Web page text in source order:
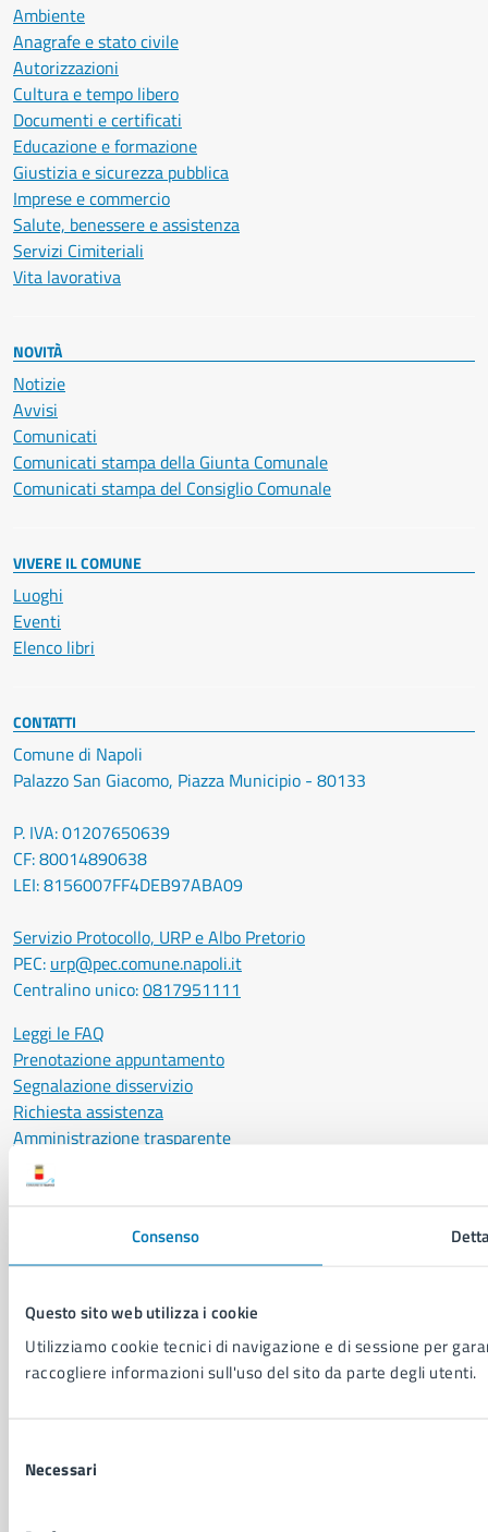
Consenso
Questo sito web utilizza i cookie
Utilizziamo cookie tecnici di navigazione e di sessione per
raccogliere informazioni sull'uso del sito da parte degli utenti.
delNecessari
Ambiente
Anagrafe e stato civile
Autorizzazioni
Cultura e tempo libero
Documenti e certificati
Educazione e formazione
Giustizia e sicurezza pubblica
Imprese e commercio
Salute, benessere e assistenza
Servizi Cimiteriali
Vita lavorativa
NOVITÀ
Notizie
Avvisi
Comunicati
Comunicati stampa della Giunta Comunale
Comunicati stampa del Consiglio Comunale
VIVERE IL COMUNE
Luoghi
Eventi
Elenco libri
CONTATTI
Comune di Napoli
Palazzo San Giacomo, Piazza Municipio - 80133
P. IVA: 01207650639
CF: 80014890638
LEI: 8156007FF4DEB97ABA09
Servizio Protocollo, URP e Albo Pretorio
PEC: urp@pec.comune.napoli.it
Centralino unico:0817951111
Leggi le FAQ
Prenotazione appuntamento
Segnalazione disservizio
Richiesta assistenza
Amministrazione trasparente
Informativa privacy
Cookie Policy
Notifica atti giudiziari
Segnalazione problemi di accessibilità
Piano di miglioramento del sito